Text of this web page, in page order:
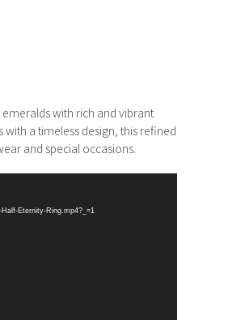
with rich and vibrant
a timeless design, this refined
and special occasions.
Eternity-Ring.mp4?_=1